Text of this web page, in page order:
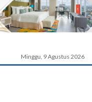
Minggu, 9 Agustus 2026